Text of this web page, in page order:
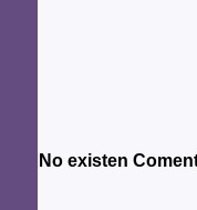
No existen